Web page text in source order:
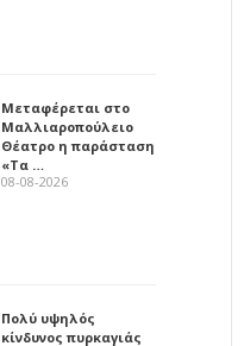
Μεταφέρεται στο
Μαλλιαροπούλειο
Θέατρο η παράσταση
«Τα …
08-08-2026
Πολύ υψηλός
κίνδυνος πυρκαγιάς